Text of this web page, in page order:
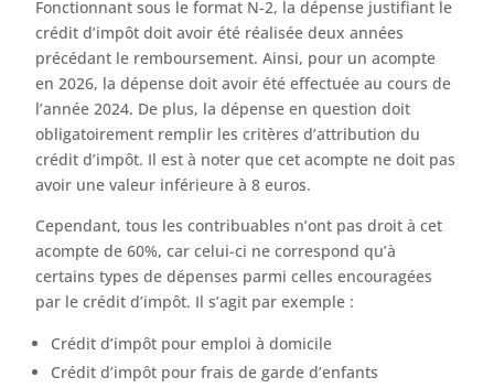
Fonctionnant sous le format N-2, la dépense justifiant le
crédit d’impôt doit avoir été réalisée deux années
précédant le remboursement. Ainsi, pour un acompte
en 2026, la dépense doit avoir été effectuée au cours de
l’année 2024. De plus, la dépense en question doit
obligatoirement remplir les critères d’attribution du
crédit d’impôt. Il est à noter que cet acompte ne doit pas
avoir une valeur inférieure à 8 euros.
Cependant, tous les contribuables n’ont pas droit à cet
acompte de 60%, car celui-ci ne correspond qu’à
certains types de dépenses parmi celles encouragées
par le crédit d’impôt. Il s’agit par exemple :
Crédit d’impôt pour emploi à domicile
Crédit d’impôt pour frais de garde d’enfants